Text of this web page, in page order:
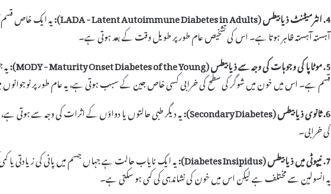
4. انٹرمیٹنٹ ذیابیطس (LADA - Latent Autoimmune Diabetes in Adults):
آہستہ آہستہ ظاہر ہوتا ہے۔ اس کی تشخیص عام طور پر طویل وقت کے بعد ہوتی ہے۔
5. موٹاپا کی وجوہات کی وجہ سے ذیابیطس (MODY - Maturity Onset Diabetes of the Young):
قسم ہے۔ اس میں خون میں شوگر کی سطح کی خرابی کسی خاص جین کے سبب ہوتی ہے، یہ عام طور پر نوجوانوں
6. ثانوی ذیابیطس (Secondary Diabetes):
یہ دیگر طبی حالتوں یا دواؤں کے اثرات کی وجہ سے ہوتی ہے،
کی خرابی۔
7. نیپوٹی میں ذیابیطس (Diabetes Insipidus):
یہ ایک نایاب حالت ہے جہاں جسم میں پانی کی زیادتی یا
یہ انسولین سے مختلف ہے لیکن اس میں خون کی نشاندہی کی کمی ہو سکتی ہے۔